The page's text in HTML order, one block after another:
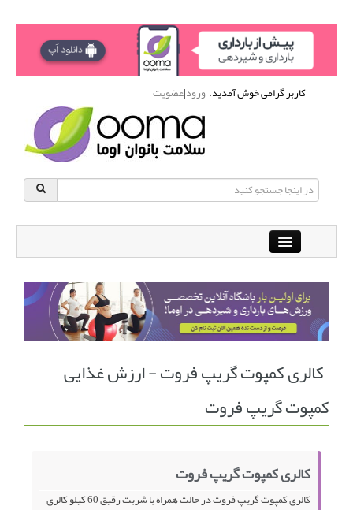
کاربر گرامی خوش آمدید.ورود|عضویت
باشگاه آنلاین ورزشی اوما
دانشنامه سلامت بانوان پرسش و پاسخ
انجمن متخصصین زنان و اوما انتخاب نام کودک
فهرست مواد غذایی
کالری کمپوت گریپ فروت - ارزش غذایی
کمپوت گریپ فروت
کالری کمپوت گریپ فروت
کالری کمپوت گریپ فروت در حالت همراه با شربت رقیق 60 کیلو کالری